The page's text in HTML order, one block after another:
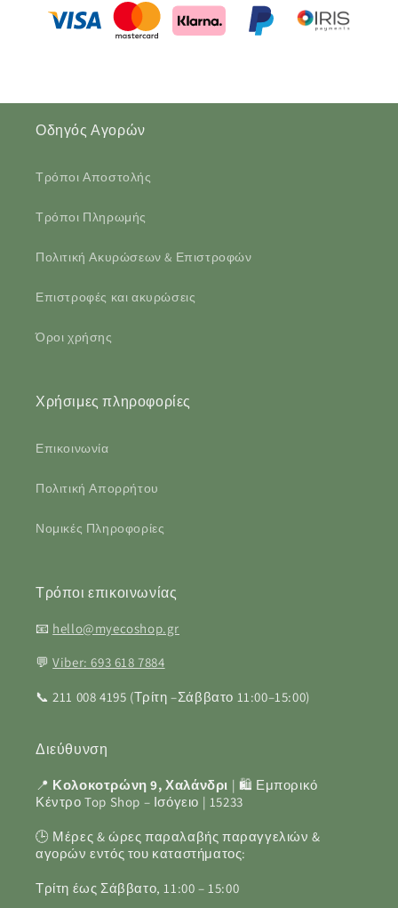
Οδηγός Αγορών
Τρόποι Αποστολής
Τρόποι Πληρωμής
Πολιτική Ακυρώσεων & Επιστροφών
Επιστροφές και ακυρώσεις
Όροι χρήσης
Χρήσιμες πληροφορίες
Επικοινωνία
Πολιτική Απορρήτου
Νομικές Πληροφορίες
Τρόποι επικοινωνίας
📧 hello@myecoshop.gr
💬Viber: 693 618 7884
📞 211 008 4195 (Τρίτη –Σάββατο 11:00–15:00)
Διεύθυνση
📍 Κολοκοτρώνη 9, Χαλάνδρι | 🛍️ Εμπορικό
Κέντρο Top Shop – Ισόγειο | 15233
🕒 Μέρες & ώρες παραλαβής παραγγελιών &
αγορών εντός του καταστήματος:
Τρίτη έως Σάββατο, 11:00 – 15:00